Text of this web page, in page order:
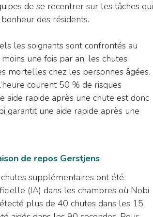
de se recentrer sur les tâches qui
des résidents.
les soignants sont confrontés au
une fois par an, les chutes
mortelles chez les personnes âgées.
courent 50 % de risques
aide rapide après une chute est donc
garantit une aide rapide après une
de repos Gerstjens
supplémentaires ont été
(IA) dans les chambres où Nobi
plus de 40 chutes dans les 15